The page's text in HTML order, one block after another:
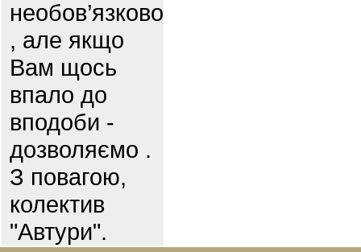
необов’язково
, але якщо
Вам щось
впало до
вподоби -
дозволяємо .
З повагою,
колектив
"Автури".